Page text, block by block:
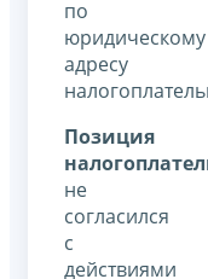
по
юридическому
адресу
Позиция
не
согласился
с
действиями